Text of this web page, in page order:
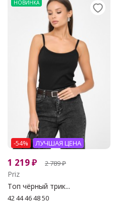
НОВИНКА
-54% ЛУЧШАЯ ЦЕНА
1 219₽ 2 789₽
Priz
Топ чёрный трик...
42 44 46 48 50